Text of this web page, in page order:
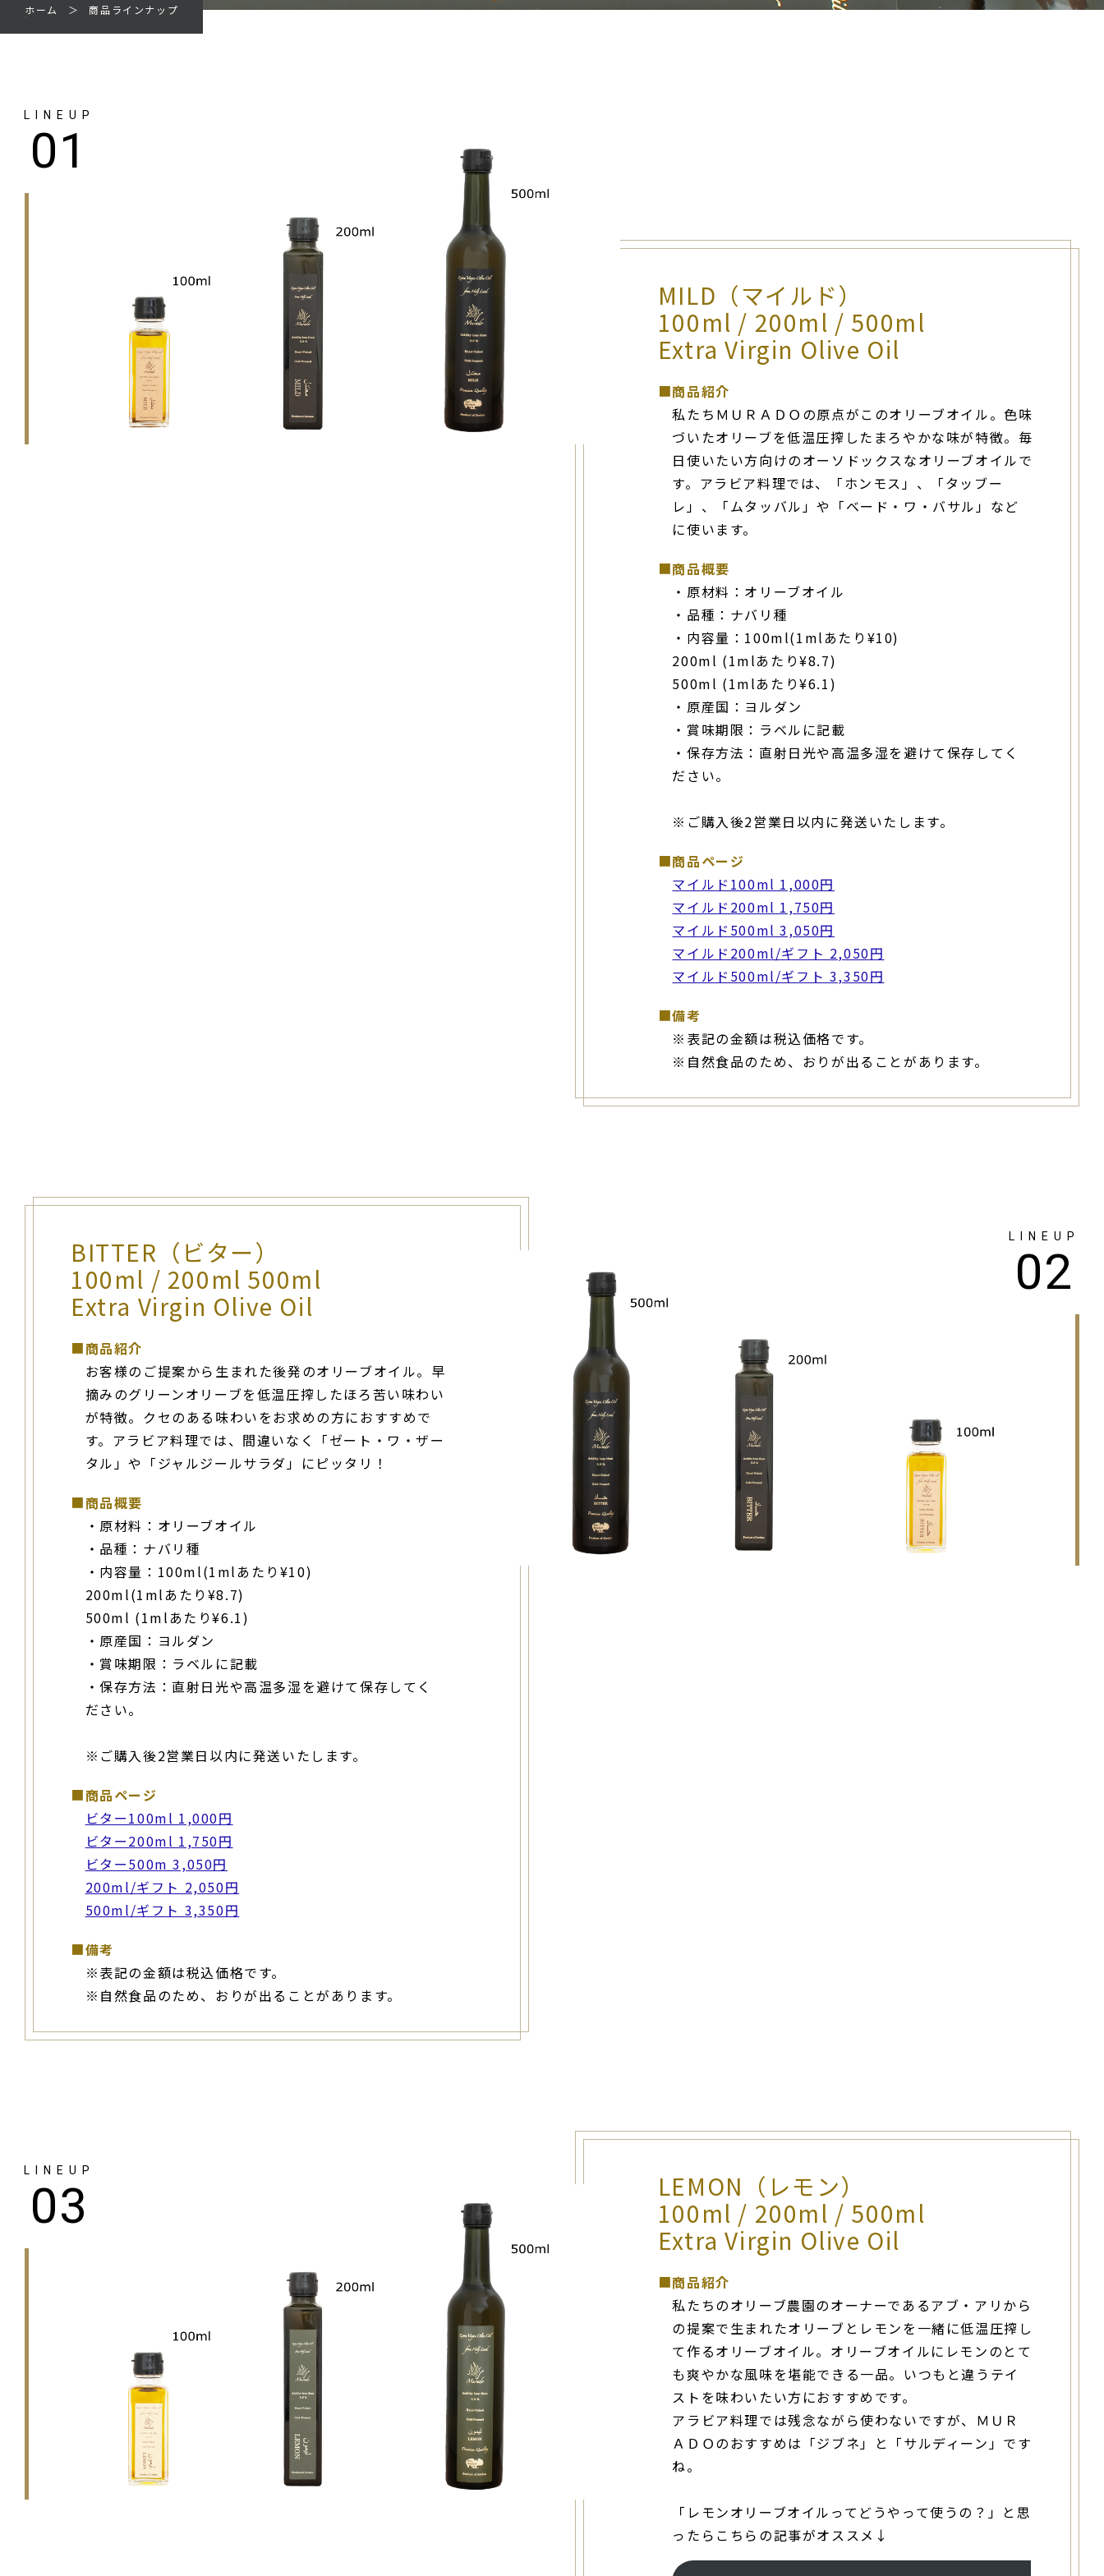
ホーム 商品ラインナップ
LINEUP
01
MILD（マイルド）
100ml / 200ml / 500ml
Extra Virgin Olive Oil
■商品紹介
私たちＭＵＲＡＤＯの原点がこのオリーブオイル。色味
づいたオリーブを低温圧搾したまろやかな味が特徴。毎
日使いたい方向けのオーソドックスなオリーブオイルで
す。アラビア料理では、「ホンモス」、「タッブー
レ」、「ムタッバル」や「ベード・ワ・バサル」など
に使います。
■商品概要
・原材料：オリーブオイル
・品種：ナバリ種
・内容量：100ml(1mlあたり¥10)
200ml (1mlあたり¥8.7)
500ml (1mlあたり¥6.1)
・原産国：ヨルダン
・賞味期限：ラベルに記載
・保存方法：直射日光や高温多湿を避けて保存してく
ださい。
※ご購入後2営業日以内に発送いたします。
■商品ページ
マイルド100ml 1,000円
マイルド200ml 1,750円
マイルド500ml 3,050円
マイルド200ml/ギフト 2,050円
マイルド500ml/ギフト 3,350円
■備考
※表記の金額は税込価格です。
※自然食品のため、おりが出ることがあります。
LINEUP
02
BITTER（ビター）
100ml / 200ml 500ml
Extra Virgin Olive Oil
■商品紹介
お客様のご提案から生まれた後発のオリーブオイル。早
摘みのグリーンオリーブを低温圧搾したほろ苦い味わい
が特徴。クセのある味わいをお求めの方におすすめで
す。アラビア料理では、間違いなく「ゼート・ワ・ザー
タル」や「ジャルジールサラダ」にピッタリ！
■商品概要
・原材料：オリーブオイル
・品種：ナバリ種
・内容量：100ml(1mlあたり¥10)
200ml(1mlあたり¥8.7)
500ml (1mlあたり¥6.1)
・原産国：ヨルダン
・賞味期限：ラベルに記載
・保存方法：直射日光や高温多湿を避けて保存してく
ださい。
※ご購入後2営業日以内に発送いたします。
■商品ページ
ビター100ml 1,000円
ビター200ml 1,750円
ビター500m 3,050円
200ml/ギフト 2,050円
500ml/ギフト 3,350円
■備考
※表記の金額は税込価格です。
※自然食品のため、おりが出ることがあります。
LINEUP
03
LEMON（レモン）
100ml / 200ml / 500ml
Extra Virgin Olive Oil
■商品紹介
私たちのオリーブ農園のオーナーであるアブ・アリから
の提案で生まれたオリーブとレモンを一緒に低温圧搾し
て作るオリーブオイル。オリーブオイルにレモンのとて
も爽やかな風味を堪能できる一品。いつもと違うテイ
ストを味わいたい方におすすめです。
アラビア料理では残念ながら使わないですが、ＭＵＲ
ＡＤＯのおすすめは「ジブネ」と「サルディーン」です
ね。
「レモンオリーブオイルってどうやって使うの？」と思
ったらこちらの記事がオススメ↓